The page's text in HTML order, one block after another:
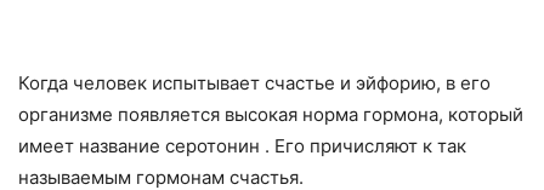
Когда человек испытывает счастье и эйфорию, в его
организме появляется высокая норма гормона, который
имеет название серотонин . Его причисляют к так
называемым гормонам счастья.